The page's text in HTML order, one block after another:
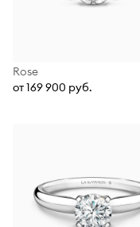
Rose
от 169 900 руб.